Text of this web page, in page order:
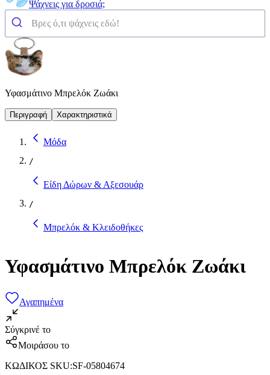
Ψάχνεις για δροσιά;
Υφασμάτινο Μπρελόκ Ζωάκι
Περιγραφή Χαρακτηριστικά
Μόδα
/
Είδη Δώρων & Αξεσουάρ
/
Μπρελόκ & Κλειδοθήκες
Υφασμάτινο Μπρελόκ Ζωάκι
Αγαπημένα
Σύγκρινέ το
Μοιράσου το
ΚΩΔΙΚΟΣ SKU:SF-05804674